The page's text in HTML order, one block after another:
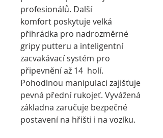
profesionálů. Další
komfort poskytuje velká
přihrádka pro nadrozměrné
gripy putteru a inteligentní
zacvakávací systém pro
připevnění až 14 holí.
Pohodlnou manipulaci zajišťuje
pevná přední rukojeť. Vyvážená
základna zaručuje bezpečné
postavení na hřišti i na vozíku.